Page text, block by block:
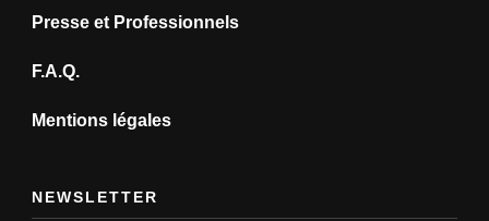
Presse et Professionnels
F.A.Q.
Mentions légales
NEWSLETTER